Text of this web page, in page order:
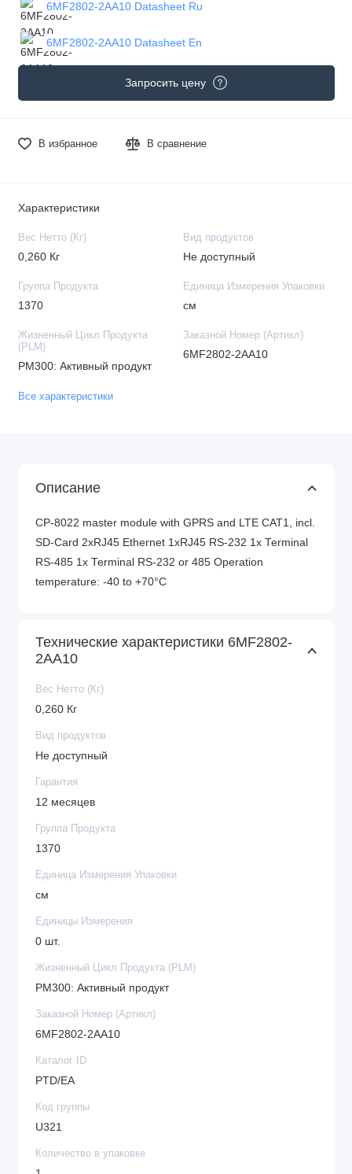
6MF2802-2AA10 Datasheet Ru
6MF2802-2AA10 Datasheet En
Запросить цену
В избранное В сравнение
Характеристики
Вес Нетто (Кг)
0,260 Кг
Вид продуктов
Не доступный
Группа Продукта
1370
Единица Измерения Упаковки
см
Жизненный Цикл Продукта
(PLM)
PM300: Активный продукт
Заказной Номер (Артикл)
6MF2802-2AA10
Все характеристики
Описание
CP-8022 master module with GPRS and LTE CAT1, incl.
SD-Card 2xRJ45 Ethernet 1xRJ45 RS-232 1x Terminal
RS-485 1x Terminal RS-232 or 485 Operation
temperature: -40 to +70°C
Технические характеристики 6MF2802-
2AA10
Вес Нетто (Кг)
0,260 Кг
Вид продуктов
Не доступный
Гарантия
12 месяцев
Группа Продукта
1370
Единица Измерения Упаковки
см
Единицы Измерения
0 шт.
Жизненный Цикл Продукта (PLM)
PM300: Активный продукт
Заказной Номер (Артикл)
6MF2802-2AA10
Каталог ID
PTD/EA
Код группы
U321
Количество в упаковке